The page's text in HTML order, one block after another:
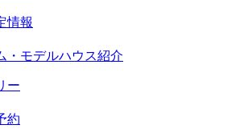
情報
・モデルハウス紹介
ー
約